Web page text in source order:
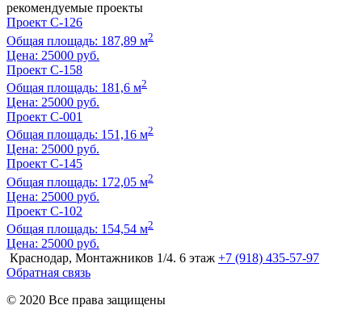
рекомендуемые проекты
Проект C-126
Общая площадь: 187,89 м2
Цена: 25000 руб.
Проект C-158
Общая площадь: 181,6 м2
Цена: 25000 руб.
Проект C-001
Общая площадь: 151,16 м2
Цена: 25000 руб.
Проект C-145
Общая площадь: 172,05 м2
Цена: 25000 руб.
Проект C-102
Общая площадь: 154,54 м2
Цена: 25000 руб.
Краснодар, Монтажников 1/4. 6 этаж +7 (918) 435-57-97
Обратная связь
© 2020 Все права защищены